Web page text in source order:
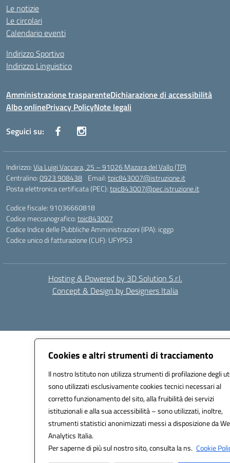
Cookies e altri strumenti di tracciamento
Il nostro Istituto non utilizza strumenti di profilazione degli
sono utilizzati esclusivamente cookies tecnici necessari al
corretto funzionamento del sito, alla fruibilità dei servizi
istituzionali e alla sua accessibilità – sono utilizzati, inoltre,
strumenti statistici anonimizzati messi a disposizione da
Analytics Italia.
Per saperne di più sul nostro sito, consulta la ns. Cookie
Le notizie
Le circolari
Calendario eventi
Indirizzo Sportivo
Indirizzo Linguistico
Amministrazione trasparenteDichiarazione di accessibilità
Albo onlinePrivacy PolicyNote legali
Seguici su:
Indirizzo:Via Luigi Vaccara, 25 – 91026 Mazara del Vallo (TP)
Centralino:0923 908438 Email:tpic843007@istruzione.it
Posta elettronica certificata (PEC):tpic843007@pec.istruzione.it
Codice fiscale: 91036660818
Codice meccanografico:tpic843007
Codice Indice delle Pubbliche Amministrazioni (IPA): icggp
Codice unico di fatturazione (CUF): UFYPS3
Hosting & Powered by 3D Solution S.r.l.
Concept & Design by Designers Italia